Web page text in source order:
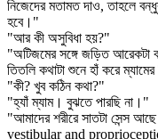
নিজেদের মতামত দাও, তাহলে
হবে।"
"আর কী অসুবিধা হয়?"
"অটিজমের সঙ্গে জড়িত আরেকটা
তিতলি কথাটা শুনে হাঁ করে
"কী? খুব কঠিন কথা?"
"হ্যাঁ ম্যাম। বুঝতে পারছি না।"
"আমাদের শরীরে সাতটা সেন্স
vestibular and proprioception.